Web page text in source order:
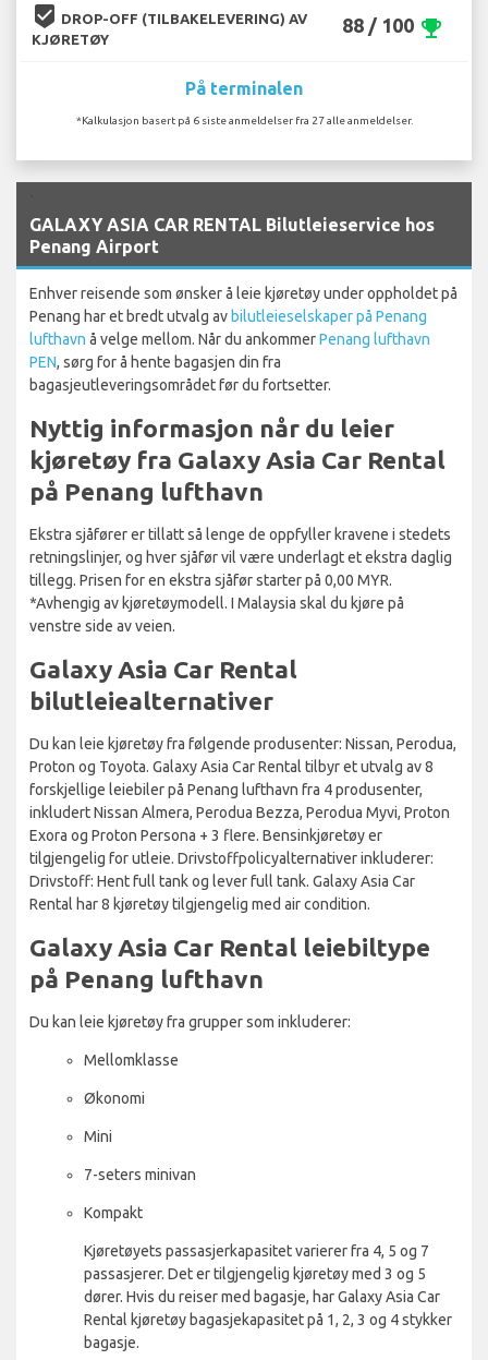
beenhere DROP-OFF (TILBAKELEVERING) AV
KJØRETØY
88 / 100 emoji_events
På terminalen
*Kalkulasjon basert på 6 siste anmeldelser fra 27 alle anmeldelser.
GALAXY ASIA CAR RENTAL Bilutleieservice hos
Penang Airport
Enhver reisende som ønsker å leie kjøretøy under oppholdet på
Penang har et bredt utvalg avbilutleieselskaper på Penang
lufthavn å velge mellom. Når du ankommerPenang lufthavn
PEN, sørg for å hente bagasjen din fra
bagasjeutleveringsområdet før du fortsetter.
Nyttig informasjon når du leier
kjøretøy fra Galaxy Asia Car Rental
på Penang lufthavn
Ekstra sjåfører er tillatt så lenge de oppfyller kravene i stedets
retningslinjer, og hver sjåfør vil være underlagt et ekstra daglig
tillegg. Prisen for en ekstra sjåfør starter på 0,00 MYR.
*Avhengig av kjøretøymodell. I Malaysia skal du kjøre på
venstre side av veien.
Galaxy Asia Car Rental
bilutleiealternativer
Du kan leie kjøretøy fra følgende produsenter: Nissan, Perodua,
Proton og Toyota. Galaxy Asia Car Rental tilbyr et utvalg av 8
forskjellige leiebiler på Penang lufthavn fra 4 produsenter,
inkludert Nissan Almera, Perodua Bezza, Perodua Myvi, Proton
Exora og Proton Persona + 3 flere. Bensinkjøretøy er
tilgjengelig for utleie. Drivstoffpolicyalternativer inkluderer:
Drivstoff: Hent full tank og lever full tank. Galaxy Asia Car
Rental har 8 kjøretøy tilgjengelig med air condition.
Galaxy Asia Car Rental leiebiltype
på Penang lufthavn
Du kan leie kjøretøy fra grupper som inkluderer:
Mellomklasse
Økonomi
Mini
7-seters minivan
Kompakt
Kjøretøyets passasjerkapasitet varierer fra 4, 5 og 7
passasjerer. Det er tilgjengelig kjøretøy med 3 og 5
dører. Hvis du reiser med bagasje, har Galaxy Asia Car
Rental kjøretøy bagasjekapasitet på 1, 2, 3 og 4 stykker
bagasje.